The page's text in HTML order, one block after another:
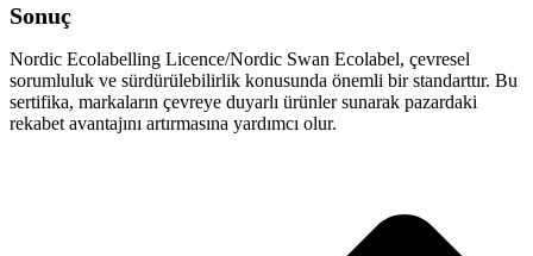
Sonuç
Nordic Ecolabelling Licence/Nordic Swan Ecolabel, çevresel
sorumluluk ve sürdürülebilirlik konusunda önemli bir standarttır. Bu
sertifika, markaların çevreye duyarlı ürünler sunarak pazardaki
rekabet avantajını artırmasına yardımcı olur.